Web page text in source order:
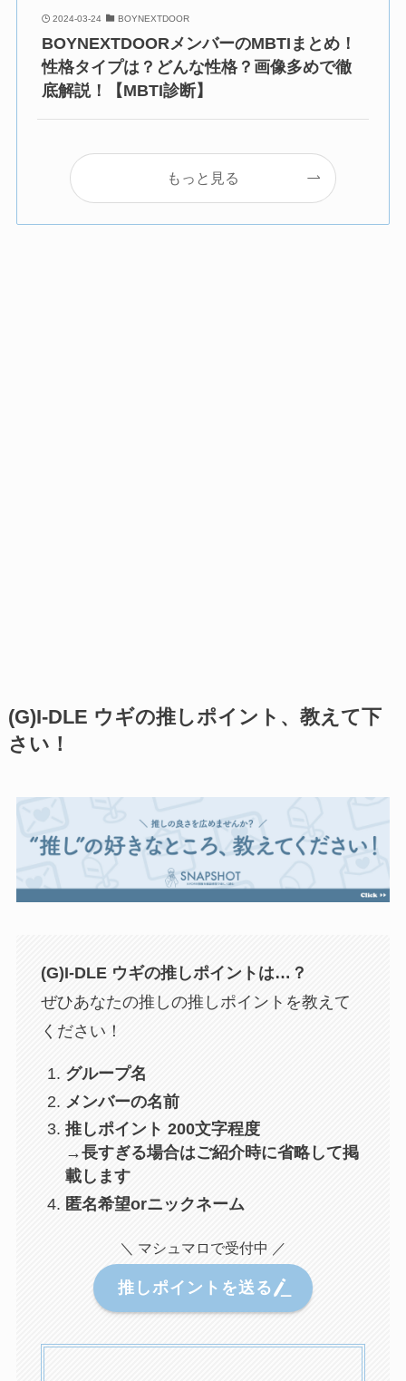
2024-03-24 BOYNEXTDOOR
BOYNEXTDOORメンバーのMBTIまとめ！
性格タイプは？どんな性格？画像多めで徹
底解説！【MBTI診断】
もっと見る
(G)I-DLE ウギの推しポイント、教えて下
さい！
(G)I-DLE ウギの推しポイントは…？
ぜひあなたの推しの推しポイントを教えて
ください！
グループ名
メンバーの名前
推しポイント 200文字程度
→長すぎる場合はご紹介時に省略して掲
載します
匿名希望orニックネーム
＼ マシュマロで受付中 ／
推しポイントを送る